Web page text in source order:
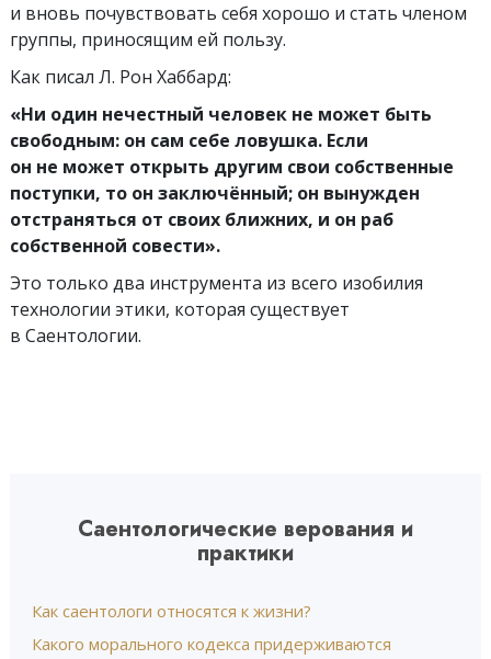
и вновь почувствовать себя хорошо и стать членом
группы, приносящим ей пользу.
Как писал Л. Рон Хаббард:
«Ни один нечестный человек не может быть
свободным: он сам себе ловушка. Если
он не может открыть другим свои собственные
поступки, то он заключённый; он вынужден
отстраняться от своих ближних, и он раб
собственной совести».
Это только два инструмента из всего изобилия
технологии этики, которая существует
в Саентологии.
Саентологические верования и
практики
Как саентологи относятся к жизни?
Какого морального кодекса придерживаются